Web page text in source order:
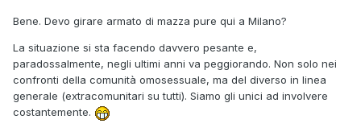
Bene. Devo girare armato di mazza pure qui a Milano?
La situazione si sta facendo davvero pesante e,
paradossalmente, negli ultimi anni va peggiorando. Non solo nei
confronti della comunità omosessuale, ma del diverso in linea
generale (extracomunitari su tutti). Siamo gli unici ad involvere
costantemente.